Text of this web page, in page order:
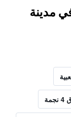
مدينة